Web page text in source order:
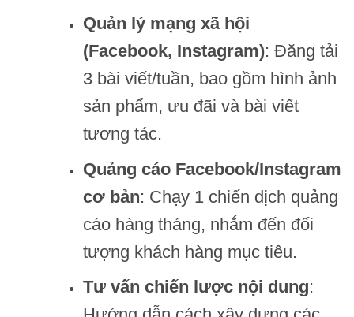
Quản lý mạng xã hội
(Facebook, Instagram): Đăng tải
3 bài viết/tuần, bao gồm hình ảnh
sản phẩm, ưu đãi và bài viết
tương tác.
Quảng cáo Facebook/Instagram
cơ bản: Chạy 1 chiến dịch quảng
cáo hàng tháng, nhắm đến đối
tượng khách hàng mục tiêu.
Tư vấn chiến lược nội dung: